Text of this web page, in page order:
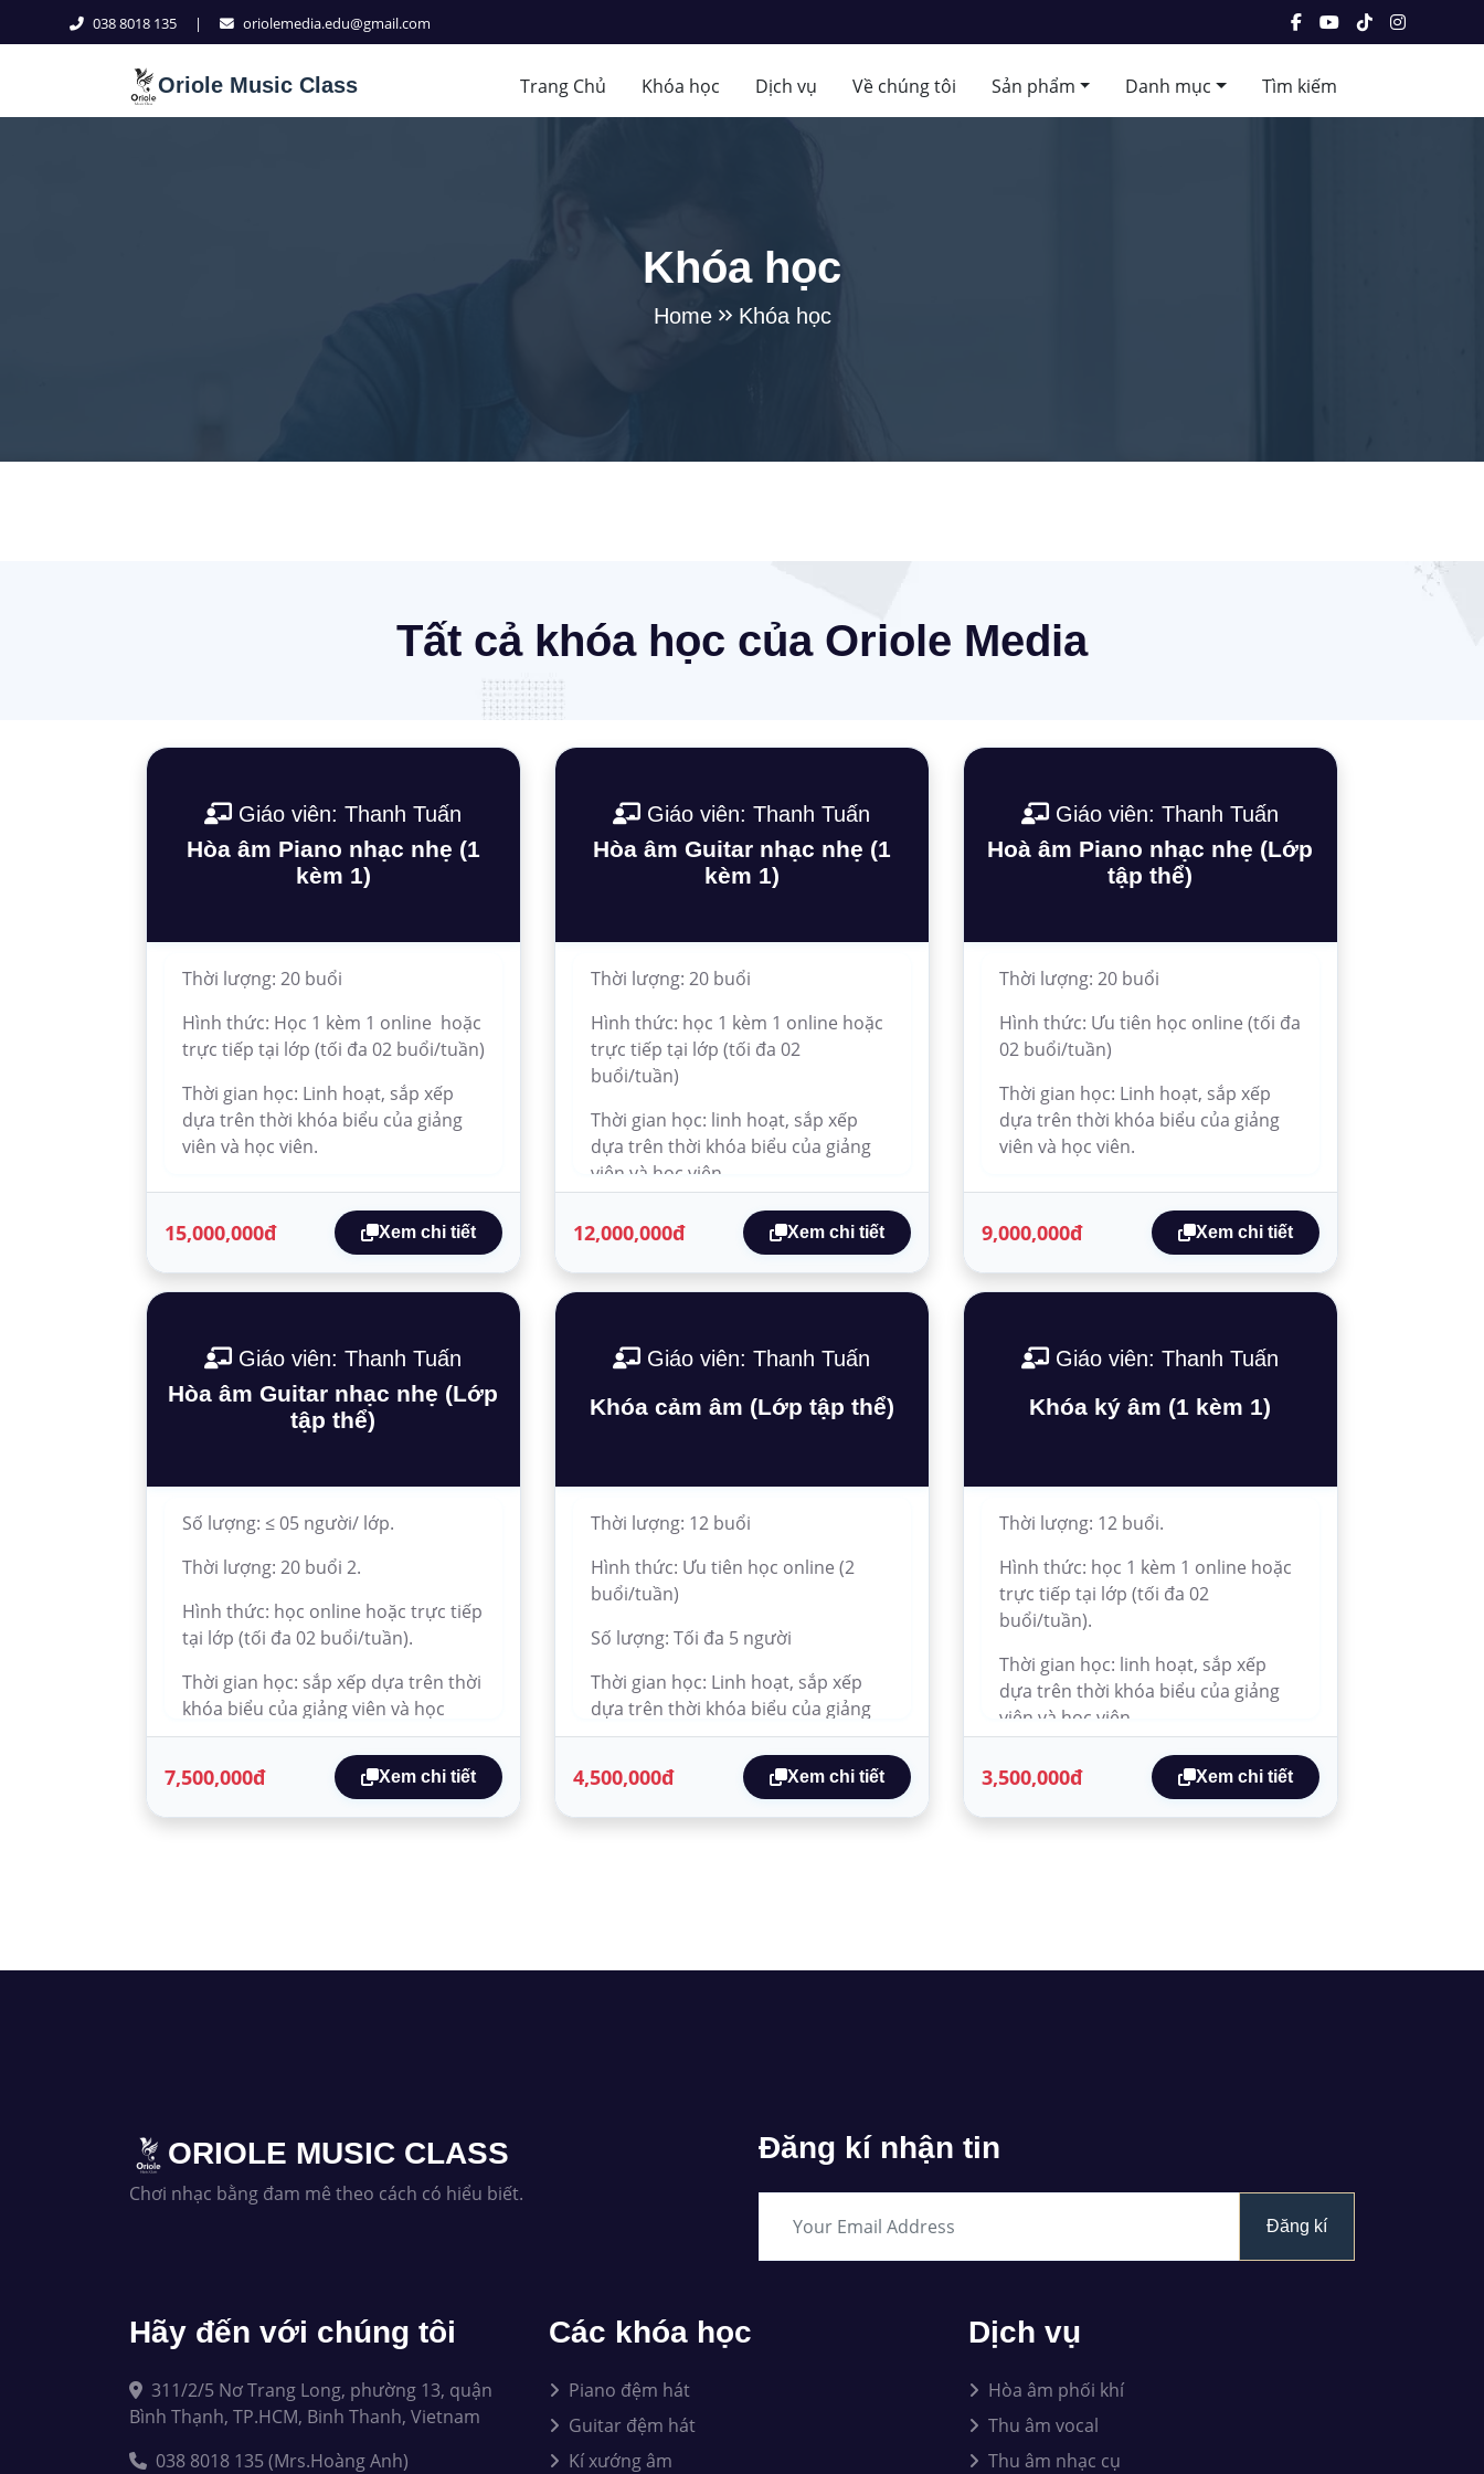
038 8018 135 | oriolemedia.edu@gmail.com
Oriole Music Class Trang Chủ Khóa học Dịch vụ Về chúng tôi Sản phẩm Danh mục Tìm kiếm
Khóa học
Home Khóa học
Tất cả khóa học của Oriole Media
Giáo viên: Thanh Tuấn
Hòa âm Piano nhạc nhẹ (1
kèm 1)
Thời lượng: 20 buổi
Hình thức: Học 1 kèm 1 online hoặc
trực tiếp tại lớp (tối đa 02 buổi/tuần)
Thời gian học: Linh hoạt, sắp xếp
dựa trên thời khóa biểu của giảng
viên và học viên.
15,000,000đ Xem chi tiết
Giáo viên: Thanh Tuấn
Hòa âm Guitar nhạc nhẹ (1
kèm 1)
Thời lượng: 20 buổi
Hình thức: học 1 kèm 1 online hoặc
trực tiếp tại lớp (tối đa 02
buổi/tuần)
Thời gian học: linh hoạt, sắp xếp
dựa trên thời khóa biểu của giảng
viên và học viên.
12,000,000đ Xem chi tiết
Giáo viên: Thanh Tuấn
Hoà âm Piano nhạc nhẹ (Lớp
tập thể)
Thời lượng: 20 buổi
Hình thức: Ưu tiên học online (tối đa
02 buổi/tuần)
Thời gian học: Linh hoạt, sắp xếp
dựa trên thời khóa biểu của giảng
viên và học viên.
9,000,000đ Xem chi tiết
Giáo viên: Thanh Tuấn
Hòa âm Guitar nhạc nhẹ (Lớp
tập thể)
Số lượng: ≤ 05 người/ lớp.
Thời lượng: 20 buổi 2.
Hình thức: học online hoặc trực tiếp
tại lớp (tối đa 02 buổi/tuần).
Thời gian học: sắp xếp dựa trên thời
khóa biểu của giảng viên và học
viên.
7,500,000đ Xem chi tiết
Giáo viên: Thanh Tuấn
Khóa cảm âm (Lớp tập thể)
Thời lượng: 12 buổi
Hình thức: Ưu tiên học online (2
buổi/tuần)
Số lượng: Tối đa 5 người
Thời gian học: Linh hoạt, sắp xếp
dựa trên thời khóa biểu của giảng
viên và học viên.
4,500,000đ Xem chi tiết
Giáo viên: Thanh Tuấn
Khóa ký âm (1 kèm 1)
Thời lượng: 12 buổi.
Hình thức: học 1 kèm 1 online hoặc
trực tiếp tại lớp (tối đa 02
buổi/tuần).
Thời gian học: linh hoạt, sắp xếp
dựa trên thời khóa biểu của giảng
viên và học viên.
3,500,000đ Xem chi tiết
ORIOLE MUSIC CLASS
Chơi nhạc bằng đam mê theo cách có hiểu biết.
Đăng kí nhận tin
Đăng kí
Hãy đến với chúng tôi
311/2/5 Nơ Trang Long, phường 13, quận
Bình Thạnh, TP.HCM, Binh Thanh, Vietnam
038 8018 135 (Mrs.Hoàng Anh)
Các khóa học
Piano đệm hát
Guitar đệm hát
Kí xướng âm
Dịch vụ
Hòa âm phối khí
Thu âm vocal
Thu âm nhạc cụ